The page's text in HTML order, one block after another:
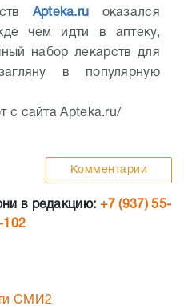
Apteka.ru
оказался
чем идти в аптеку,
набор лекарств для
в популярную
с сайта Apteka.ru/
Комментарии
в редакцию: +7 (937) 55-
102
СМИ2